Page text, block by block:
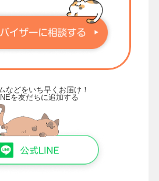
などをいち早くお届け！
を友だちに追加する